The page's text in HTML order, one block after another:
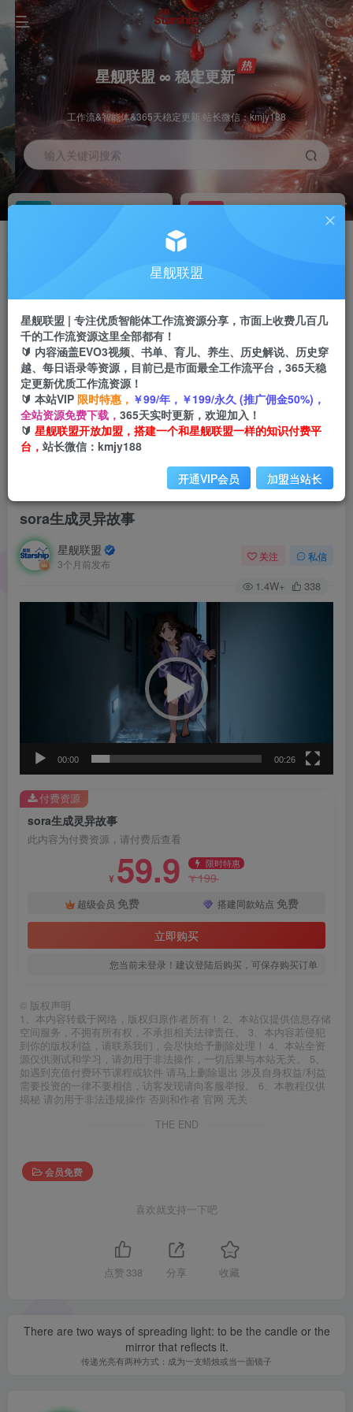
星舰联盟 ∞ 稳定更新
工作流&智能体&365天稳定更新 站长微信：kmjy188
输入关键词搜索
加入会员 工作流主页
每周免费工作流体验
站长招募
推荐
项目周期预估10年
sora生成灵异故事
星舰联盟
3个月前发布
关注 私信
1.4W+ 338
00:00 00:26
sora生成灵异故事
此内容为付费资源，请付费后查看
¥ 59.9 限时特惠
¥199
超级会员 免费 搭建同款站点 免费
立即购买
您当前未登录！建议登陆后购买，可保存购买订单
付费资源
© 版权声明
1、本内容转载于网络，版权归原作者所有！ 2、本站仅提供信息存储
空间服务，不拥有所有权，不承担相关法律责任。 3、本内容若侵犯
到你的版权利益，请联系我们，会尽快给予删除处理！ 4、本站全资
源仅供测试和学习，请勿用于非法操作，一切后果与本站无关。 5、
如遇到充值付费环节课程或软件 请马上删除退出 涉及自身权益/利益
需要投资的一律不要相信，访客发现请向客服举报。 6、本教程仅供
揭秘 请勿用于非法违规操作 否则和作者 官网 无关
THE END
会员免费
喜欢就支持一下吧
点赞 338 分享 收藏
There are two ways of spreading light: to be the candle or the
mirror that reflects it.
传递光亮有两种方式：成为一支蜡烛或当一面镜子
星舰联盟
星舰联盟 | 专注优质智能体工作流资源分享，市面上收费几百几
千的工作流资源这里全部都有！
🔰 内容涵盖EVO3视频、书单、育儿、养生、历史解说、历史穿
越、每日语录等资源，目前已是市面最全工作流平台，365天稳
定更新优质工作流资源！
🔰 本站VIP 限时特惠， ￥99/年，￥199/永久 (推广佣金50%)，
全站资源免费下载， 365天实时更新，欢迎加入！
🔰 星舰联盟开放加盟，搭建一个和星舰联盟一样的知识付费平
台， 站长微信：kmjy188
开通VIP会员 加盟当站长